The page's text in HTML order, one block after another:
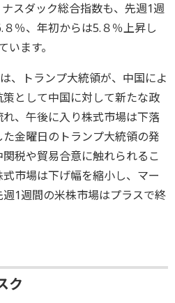
スダック総合指数も、先週1週
％、年初からは5.８％上昇し
ます。
、トランプ大統領が、中国によ
として中国に対して新たな政
、午後に入り株式市場は下落
金曜日のトランプ大統領の発
税や貿易合意に触れられるこ
市場は下げ幅を縮小し、マー
1週間の米株市場はプラスで終
ク